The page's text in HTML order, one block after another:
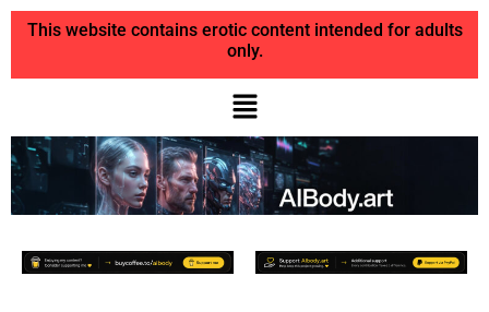
This website contains erotic content intended for adults
only.